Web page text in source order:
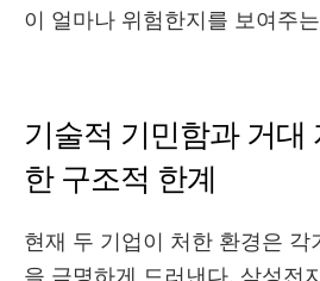
이 얼마나 위험한지를 보여주
기술적 기민함과 거대
한 구조적 한계
현재 두 기업이 처한 환경은 각
을 극명하게 드러낸다. 삼성전